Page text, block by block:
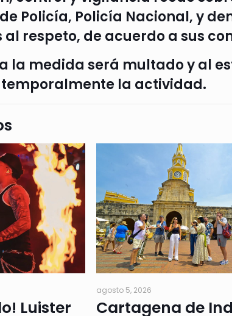
Policía, Policía Nacional, y
respeto, de acuerdo a sus
la medida será multado y al
la actividad.
Luister
agosto 5, 2026
Cartagena de